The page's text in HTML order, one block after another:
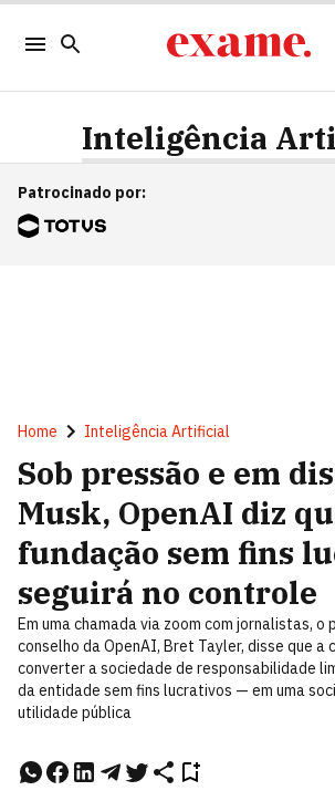
Inteligência
Patrocinado por:
Home Inteligência Artificial
Sob pressão e em
Musk, OpenAI diz
fundação sem fins
seguirá no controle
Em uma chamada via zoom com jornalistas, o
conselho da OpenAI, Bret Tayler, disse que a
converter a sociedade de responsabilidade
da entidade sem fins lucrativos — em uma
utilidade pública